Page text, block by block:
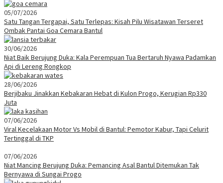
05/07/2026
Satu Tangan Tergapai, Satu Terlepas: Kisah Pilu Wisatawan Terseret
Ombak Pantai Goa Cemara Bantul
30/06/2026
Niat Baik Berujung Duka: Kala Perempuan Tua Bertaruh Nyawa Padamkan
Api di Lereng Rongkop
28/06/2026
Berjibaku Jinakkan Kebakaran Hebat di Kulon Progo, Kerugian Rp330
Juta
07/06/2026
Viral Kecelakaan Motor Vs Mobil di Bantul: Pemotor Kabur, Tapi Celurit
Tertinggal di TKP
07/06/2026
Niat Mancing Berujung Duka: Pemancing Asal Bantul Ditemukan Tak
Bernyawa di Sungai Progo